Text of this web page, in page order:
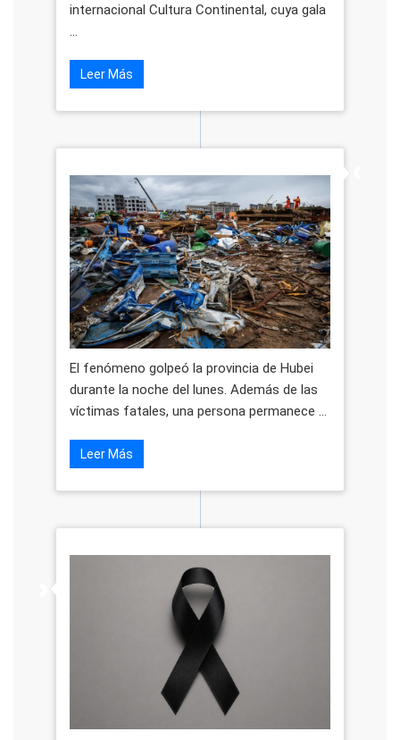
internacional Cultura Continental, cuya gala
Leer Más
El fenómeno golpeó la provincia de Hubei
durante la noche del lunes. Además de las
víctimas fatales, una persona permanece ...
Leer Más